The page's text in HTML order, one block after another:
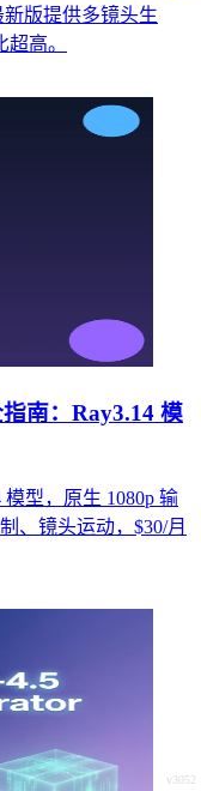
版提供多镜头生
高。
南：Ray3.14 模
模型，原生 1080p 输
、镜头运动，$30/月
v3052